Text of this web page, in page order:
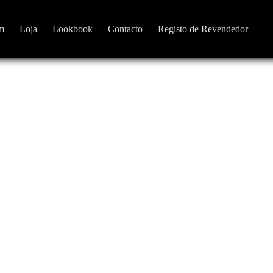
Loja Lookbook Contacto Registo de Revendedor